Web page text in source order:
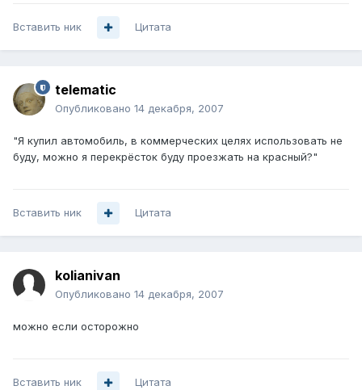
Вставить ник Цитата
telematic
Опубликовано 14 декабря, 2007
"Я купил автомобиль, в коммерческих целях использовать не
буду, можно я перекрёсток буду проезжать на красный?"
Вставить ник Цитата
kolianivan
Опубликовано 14 декабря, 2007
можно если осторожно
Вставить ник Цитата